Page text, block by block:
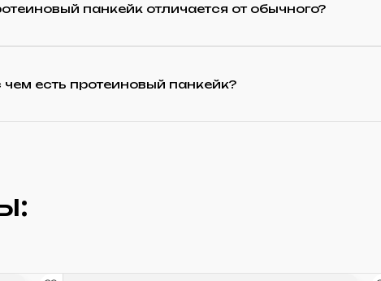
панкейк отличается от обычного?
чем есть протеиновый панкейк?